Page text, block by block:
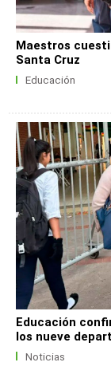
Maestros
Santa Cruz
Educación
Educación
los nueve
Noticias